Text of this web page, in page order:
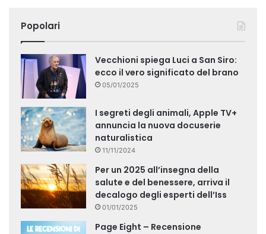
Popolari
Vecchioni spiega Luci a San Siro:
ecco il vero significato del brano
05/01/2025
I segreti degli animali, Apple TV+
annuncia la nuova docuserie
naturalistica
11/11/2024
Per un 2025 all’insegna della
salute e del benessere, arriva il
decalogo degli esperti dell’Iss
01/01/2025
Page Eight – Recensione